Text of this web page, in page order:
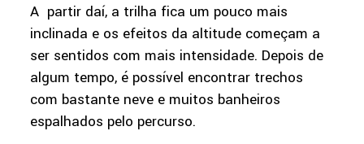
A partir daí, a trilha fica um pouco mais
inclinada e os efeitos da altitude começam a
ser sentidos com mais intensidade. Depois de
algum tempo, é possível encontrar trechos
com bastante neve e muitos banheiros
espalhados pelo percurso.